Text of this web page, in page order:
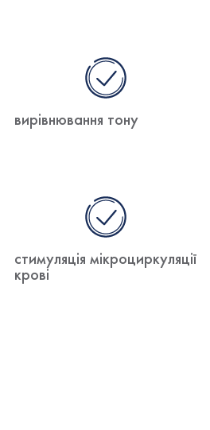
вирівнювання тону
стимуляція мікроциркуляції
крові